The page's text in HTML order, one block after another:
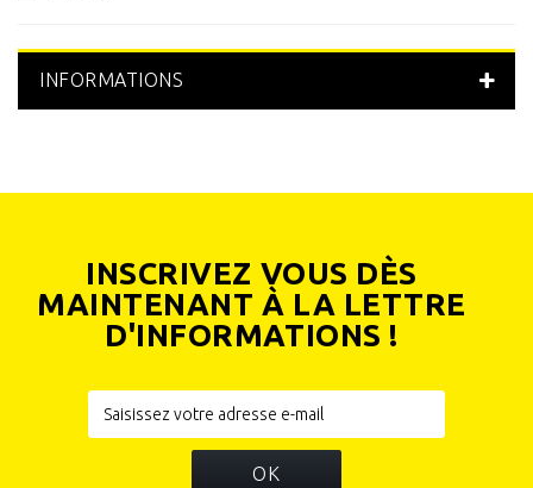
INFORMATIONS
INSCRIVEZ VOUS DÈS
MAINTENANT À LA LETTRE
D'INFORMATIONS !
OK